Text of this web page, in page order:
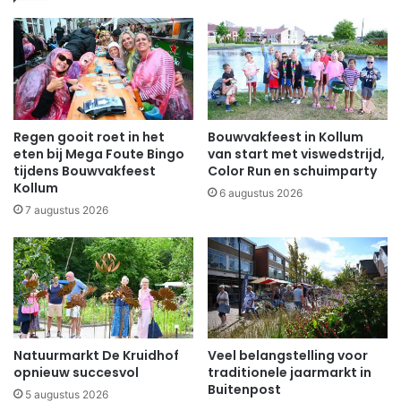
Regen gooit roet in het
eten bij Mega Foute Bingo
tijdens Bouwvakfeest
Kollum
7 augustus 2026
Bouwvakfeest in Kollum
van start met viswedstrijd,
Color Run en schuimparty
6 augustus 2026
Natuurmarkt De Kruidhof
opnieuw succesvol
5 augustus 2026
Veel belangstelling voor
traditionele jaarmarkt in
Buitenpost